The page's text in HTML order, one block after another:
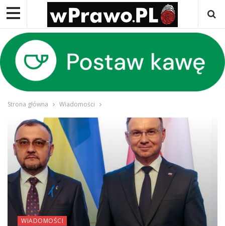
Strona główna Wiadomości
WIADOMOŚCI